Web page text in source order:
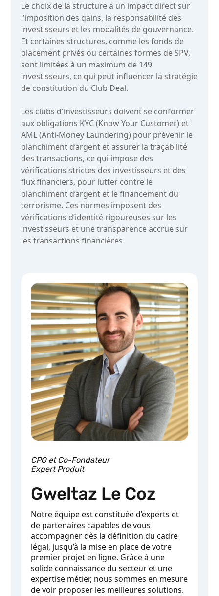
Le choix de la structure a un impact direct sur
l’imposition des gains, la responsabilité des
investisseurs et les modalités de gouvernance.
Et certaines structures, comme les fonds de
placement privés ou certaines formes de SPV,
sont limitées à un maximum de 149
investisseurs, ce qui peut influencer la stratégie
de constitution du Club Deal.
Les clubs d'investisseurs doivent se conformer
aux obligations KYC (Know Your Customer) et
AML (Anti-Money Laundering) pour prévenir le
blanchiment d’argent et assurer la traçabilité
des transactions, ce qui impose des
vérifications strictes des investisseurs et des
flux financiers, pour lutter contre le
blanchiment d’argent et le financement du
terrorisme. Ces normes imposent des
vérifications d’identité rigoureuses sur les
investisseurs et une transparence accrue sur
les transactions financières.
CPO et Co-Fondateur
Expert Produit
Gweltaz Le Coz
Notre équipe est constituée d’experts et
de partenaires capables de vous
accompagner dès la définition du cadre
légal, jusqu’à la mise en place de votre
premier projet en ligne. Grâce à une
solide connaissance du secteur et une
expertise métier, nous sommes en mesure
de voir proposer les meilleures solutions.